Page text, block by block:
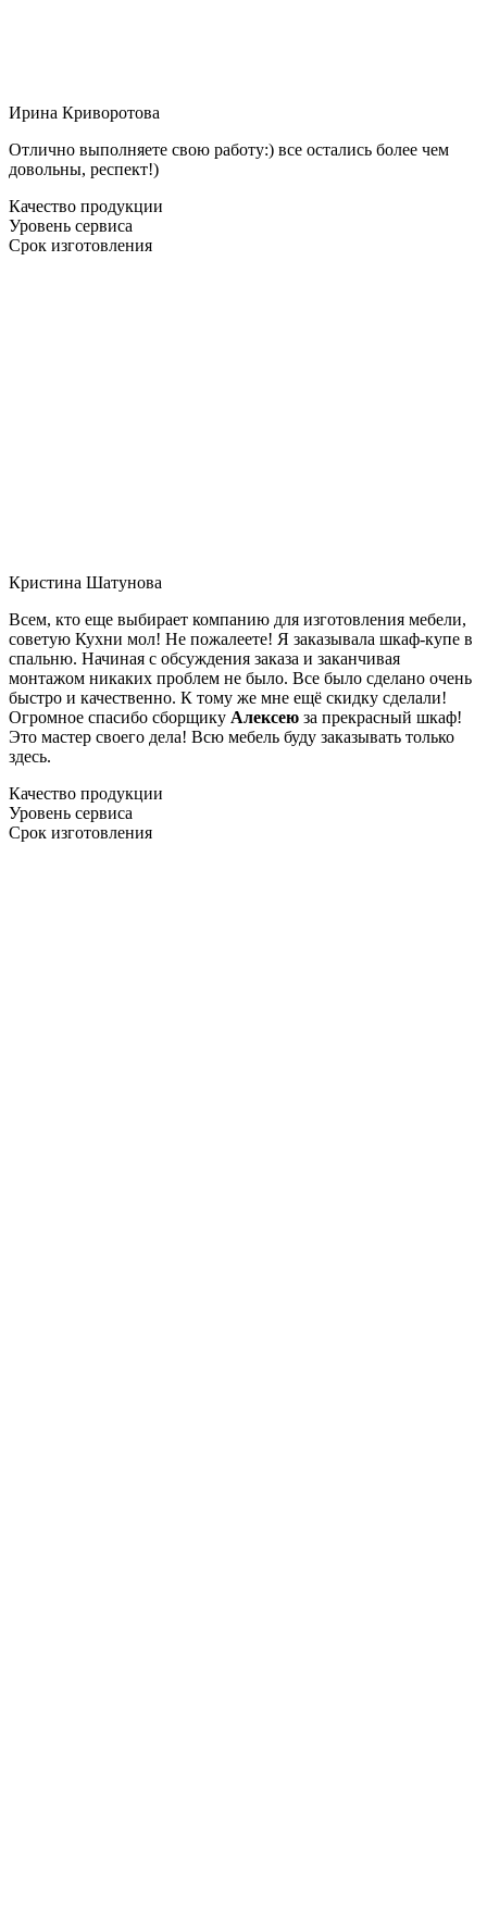
Ирина Криворотова
Отлично выполняете свою работу:) все остались более чем
довольны, респект!)
Качество продукции
Уровень сервиса
Срок изготовления
Кристина Шатунова
Всем, кто еще выбирает компанию для изготовления мебели,
советую Кухни мол! Не пожалеете! Я заказывала шкаф-купе в
спальню. Начиная с обсуждения заказа и заканчивая
монтажом никаких проблем не было. Все было сделано очень
быстро и качественно. К тому же мне ещё скидку сделали!
Огромное спасибо сборщику Алексею за прекрасный шкаф!
Это мастер своего дела! Всю мебель буду заказывать только
здесь.
Качество продукции
Уровень сервиса
Срок изготовления